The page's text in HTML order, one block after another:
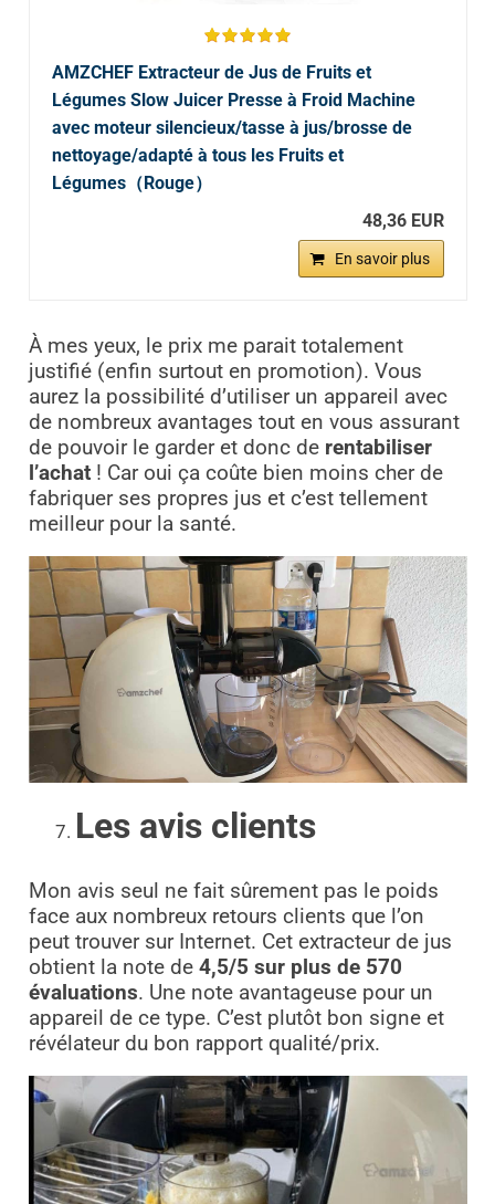
AMZCHEF Extracteur de Jus de Fruits et
Légumes Slow Juicer Presse à Froid Machine
avec moteur silencieux/tasse à jus/brosse de
nettoyage/adapté à tous les Fruits et
Légumes（Rouge）
48,36 EUR
En savoir plus
À mes yeux, le prix me parait totalement
justifié (enfin surtout en promotion). Vous
aurez la possibilité d’utiliser un appareil avec
de nombreux avantages tout en vous assurant
de pouvoir le garder et donc de rentabiliser
l’achat! Car oui ça coûte bien moins cher de
fabriquer ses propres jus et c’est tellement
meilleur pour la santé.
Les avis clients
Mon avis seul ne fait sûrement pas le poids
face aux nombreux retours clients que l’on
peut trouver sur Internet. Cet extracteur de jus
obtient la note de4,5/5 sur plus de 570
évaluations. Une note avantageuse pour un
appareil de ce type. C’est plutôt bon signe et
révélateur du bon rapport qualité/prix.